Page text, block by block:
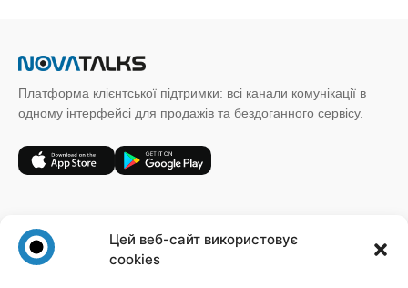
Цей веб-сайт використовує
cookies
Платформа клієнтської підтримки: всі канали комунікації в
одному інтерфейсі для продажів та бездоганного сервісу.
sales@novatalks.com.ua
Форма зворотного зв'язку